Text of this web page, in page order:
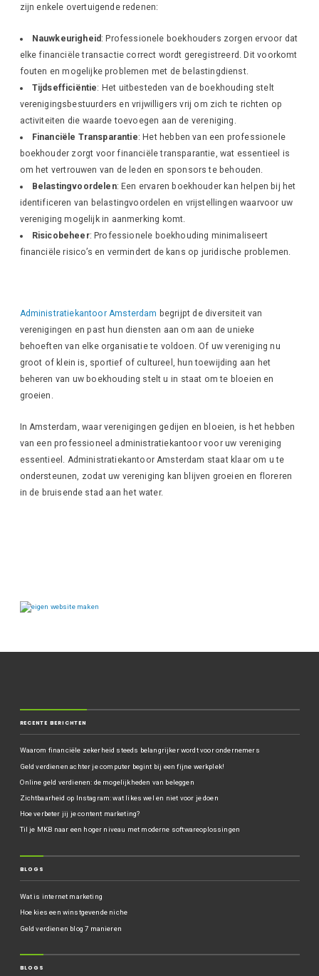
zijn enkele overtuigende redenen:
Nauwkeurigheid : Professionele boekhouders zorgen ervoor dat
elke financiële transactie correct wordt geregistreerd. Dit voorkomt
fouten en mogelijke problemen met de belastingdienst.
Tijdsefficiëntie: Het uitbesteden van de boekhouding stelt
verenigingsbestuurders en vrijwilligers vrij om zich te richten op
activiteiten die waarde toevoegen aan de vereniging.
Financiële Transparantie: Het hebben van een professionele
boekhouder zorgt voor financiële transparantie, wat essentieel is
om het vertrouwen van de leden en sponsors te behouden.
Belastingvoordelen: Een ervaren boekhouder kan helpen bij het
identificeren van belastingvoordelen en vrijstellingen waarvoor uw
vereniging mogelijk in aanmerking komt.
Risicobeheer: Professionele boekhouding minimaliseert
financiële risico’s en vermindert de kans op juridische problemen.
Administratiekantoor Amsterdam begrijpt de diversiteit van
verenigingen en past hun diensten aan om aan de unieke
behoeften van elke organisatie te voldoen. Of uw vereniging nu
groot of klein is, sportief of cultureel, hun toewijding aan het
beheren van uw boekhouding stelt u in staat om te bloeien en
groeien.
In Amsterdam, waar verenigingen gedijen en bloeien, is het hebben
van een professioneel administratiekantoor voor uw vereniging
essentieel. Administratiekantoor Amsterdam staat klaar om u te
ondersteunen, zodat uw vereniging kan blijven groeien en floreren
in de bruisende stad aan het water.
RECENTE BERICHTEN
Waarom financiële zekerheid steeds belangrijker wordt voor ondernemers
Geld verdienen achter je computer begint bij een fijne werkplek!
Online geld verdienen: de mogelijkheden van beleggen
Zichtbaarheid op Instagram: wat likes wel en niet voor je doen
Hoe verbeter jij je content marketing?
Til je MKB naar een hoger niveau met moderne softwareoplossingen
BLOGS
Wat is internet marketing
Hoe kies een winstgevende niche
Geld verdienen blog 7 manieren
BLOGS